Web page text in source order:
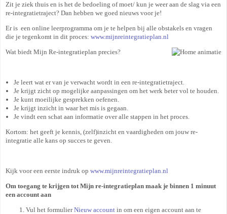
Zit je ziek thuis en is het de bedoeling of moet/ kun je weer aan de slag via een
re-integratietraject? Dan hebben we goed nieuws voor je!
Er is een online leerprogramma om je te helpen bij alle obstakels en vragen
die je tegenkomt in dit proces: www.mijnreintegratieplan.nl
Wat biedt Mijn Re-integratieplan precies?
Je leert wat er van je verwacht wordt in een re-integratietraject.
Je krijgt zicht op mogelijke aanpassingen om het werk beter vol te houden.
Je kunt moeilijke gesprekken oefenen.
Je krijgt inzicht in waar het mis is gegaan.
Je vindt een schat aan informatie over alle stappen in het proces.
Kortom: het geeft je kennis, (zelf)inzicht en vaardigheden om jouw re-
integratie alle kans op succes te geven.
Kijk voor een eerste indruk op www.mijnreintegratieplan.nl
Om toegang te krijgen tot Mijn re-integratieplan maak je binnen 1 minuut
een account aan
Vul het formulierNieuw account in om een eigen account aan te